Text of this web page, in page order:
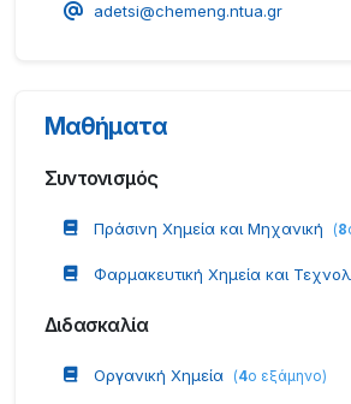
adetsi@chemeng.ntua.gr
Μαθήματα
Συντονισμός
Πράσινη Χημεία και Μηχανική (8
Φαρμακευτική Χημεία και
Διδασκαλία
Οργανική Χημεία (4ο εξάμηνο)